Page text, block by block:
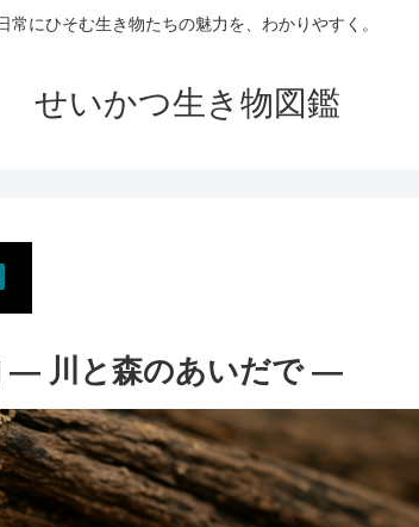
常にひそむ生き物たちの魅力を、わかりやすく。
せいかつ生き物図鑑
― 川と森のあいだで ―